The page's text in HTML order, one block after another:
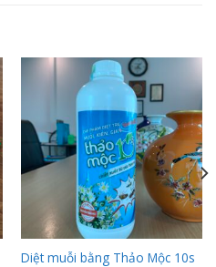
Diệt muỗi bằng Thảo Mộc 10s